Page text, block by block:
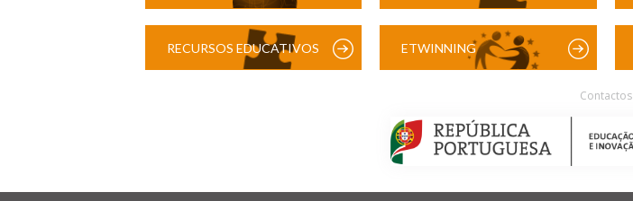
RECURSOS EDUCATIVOS ETWINNING
Contactos